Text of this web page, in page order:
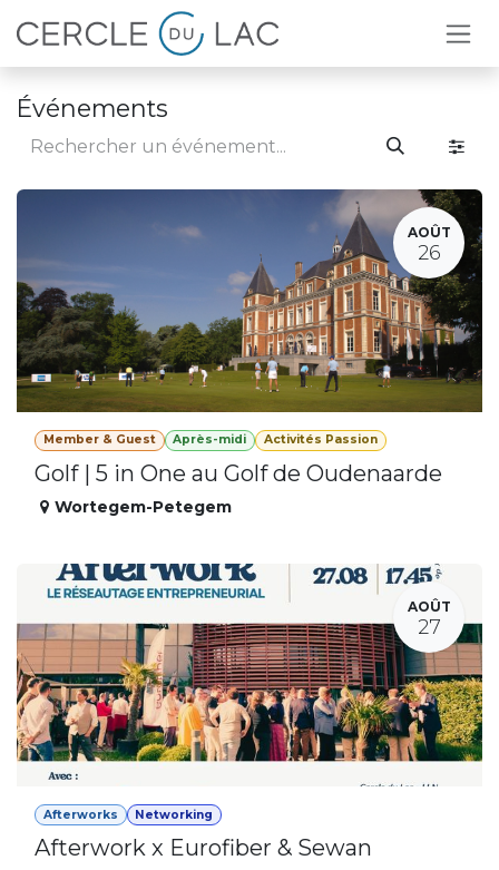
Se rendre au contenu
Événements
AOÛT
26
Member & Guest Après-midi Activités Passion
Golf | 5 in One au Golf de Oudenaarde
Wortegem-Petegem
AOÛT
27
Afterworks Networking
Afterwork x Eurofiber & Sewan